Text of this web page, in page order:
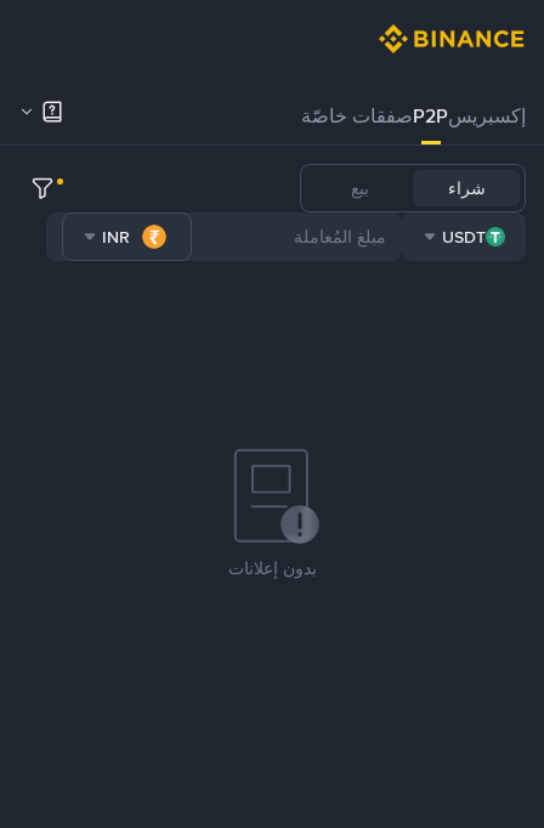
إكسبريسP2Pصفقات خاصّة
شراء بيع
USDT
INR
بدون إعلانات